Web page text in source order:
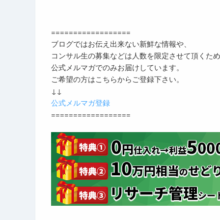
==================
ブログではお伝え出来ない新鮮な情報や、
コンサル生の募集などは人数を限定させて頂くため
公式メルマガでのみお届けしています。
ご希望の方はこちらからご登録下さい。
↓↓
公式メルマガ登録
==================